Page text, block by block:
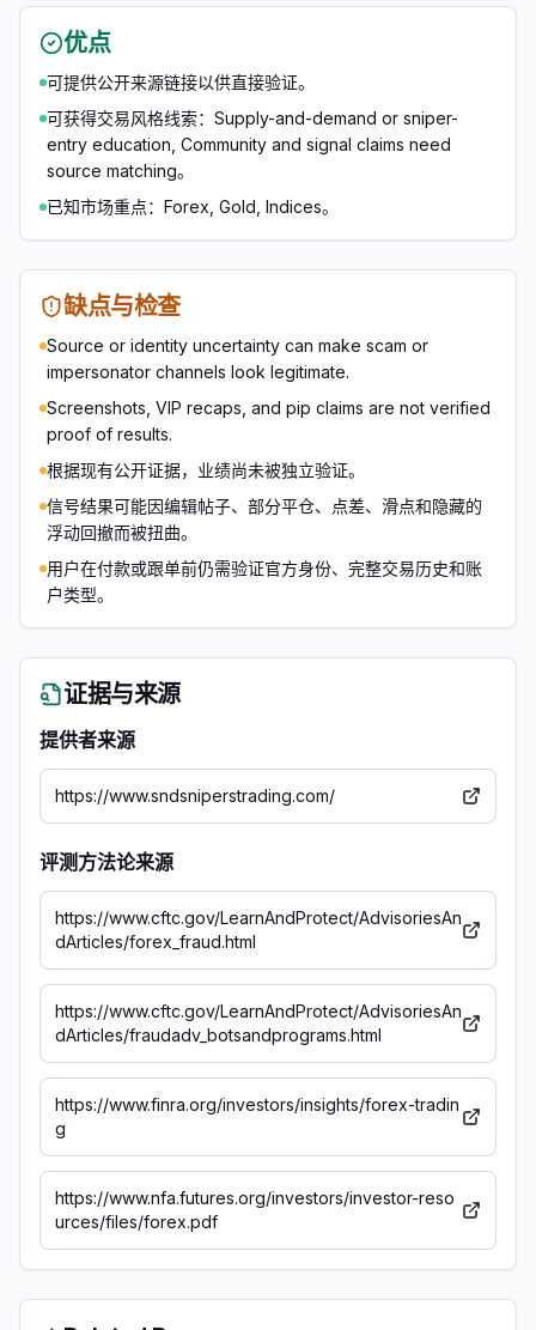
优点
可提供公开来源链接以供直接验证。
可获得交易风格线索：Supply-and-demand or sniper-
entry education, Community and signal claims need
source matching。
已知市场重点：Forex, Gold, Indices。
缺点与检查
Source or identity uncertainty can make scam or
impersonator channels look legitimate.
Screenshots, VIP recaps, and pip claims are not verified
proof of results.
根据现有公开证据，业绩尚未被独立验证。
信号结果可能因编辑帖子、部分平仓、点差、滑点和隐藏的
浮动回撤而被扭曲。
用户在付款或跟单前仍需验证官方身份、完整交易历史和账
户类型。
证据与来源
提供者来源
https://www.sndsniperstrading.com/
评测方法论来源
https://www.cftc.gov/LearnAndProtect/AdvisoriesAn
dArticles/forex_fraud.html
https://www.cftc.gov/LearnAndProtect/AdvisoriesAn
dArticles/fraudadv_botsandprograms.html
https://www.finra.org/investors/insights/forex-tradin
g
https://www.nfa.futures.org/investors/investor-reso
urces/files/forex.pdf